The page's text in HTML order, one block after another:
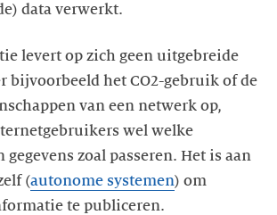
data verwerkt.
levert op zich geen uitgebreide
bijvoorbeeld het CO2-gebruik of de
van een netwerk op,
wel welke
zoal passeren. Het is aan
(autonome systemen) om
te publiceren.